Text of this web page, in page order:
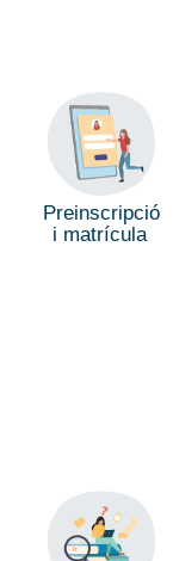
Preinscripció
i matrícula